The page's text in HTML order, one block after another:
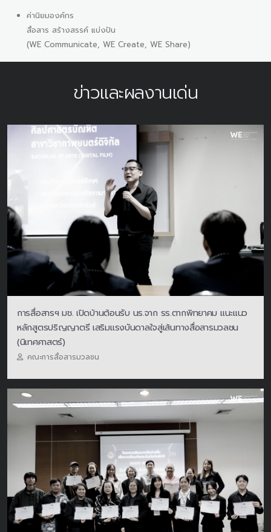
ค่านิยมองค์กร
สื่อสาร สร้างสรรค์ แบ่งปัน
(WE Communicate, WE Create, WE Share)
ข่าวและผลงานเด่น
การสื่อสารฯ มช. เปิดบ้านต้อนรับ นร.จาก รร.ตากพิทยาคม แนะแนว
หลักสูตรปริญญาตรี เสริมแรงบันดาลใจสู่เส้นทางสื่อสารมวลชน
(นิเทศศาสตร์)
คณะการสื่อสารมวลชน